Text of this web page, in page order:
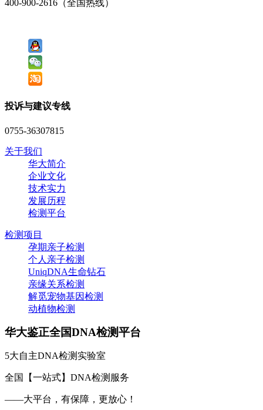
400-900-2616（全国热线）
投诉与建议专线
0755-36307815
关于我们
华大简介
企业文化
技术实力
发展历程
检测平台
检测项目
孕期亲子检测
个人亲子检测
UniqDNA生命钻石
亲缘关系检测
解觅宠物基因检测
动植物检测
华大鉴正全国DNA检测平台
5大自主DNA检测实验室
全国【一站式】DNA检测服务
——大平台，有保障，更放心！